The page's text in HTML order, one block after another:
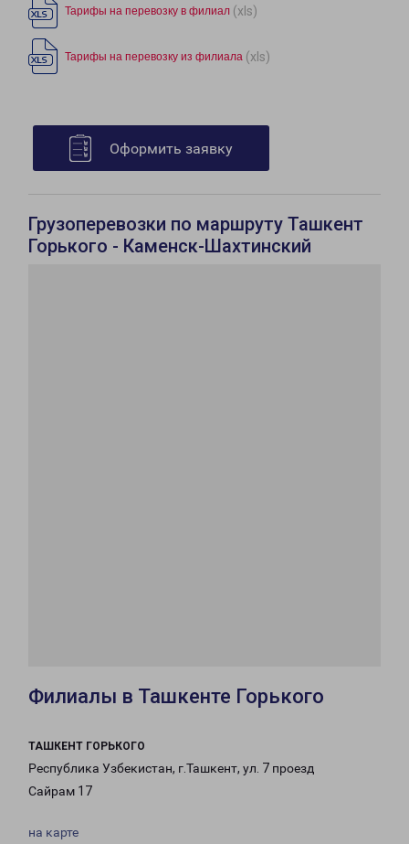
Тарифы на перевозку в филиал (xls)
Тарифы на перевозку из филиала (xls)
Оформить заявку
Грузоперевозки по маршруту Ташкент
Горького - Каменск-Шахтинский
Филиалы в Ташкенте Горького
ТАШКЕНТ ГОРЬКОГО
Республика Узбекистан, г.Ташкент, ул. 7 проезд
Сайрам 17
на карте